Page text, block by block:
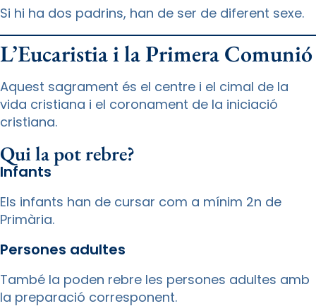
Si hi ha dos padrins, han de ser de diferent sexe.
L’Eucaristia i la Primera Comunió
Aquest sagrament és el centre i el cimal de la
vida cristiana i el coronament de la iniciació
cristiana.
Qui la pot rebre?
Infants
Els infants han de cursar com a mínim 2n de
Primària.
Persones adultes
També la poden rebre les persones adultes amb
la preparació corresponent.